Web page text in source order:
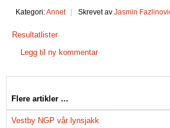
Kategori:Annet Skrevet av Jasmin
Resultatlister
Legg til ny kommentar
Flere artikler …
Vestby NGP vår lynsjakk